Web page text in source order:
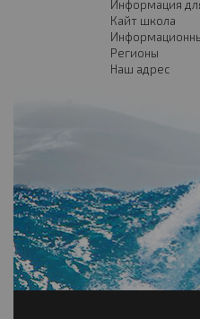
Информация
Кайт школа
Регионы
Наш адрес